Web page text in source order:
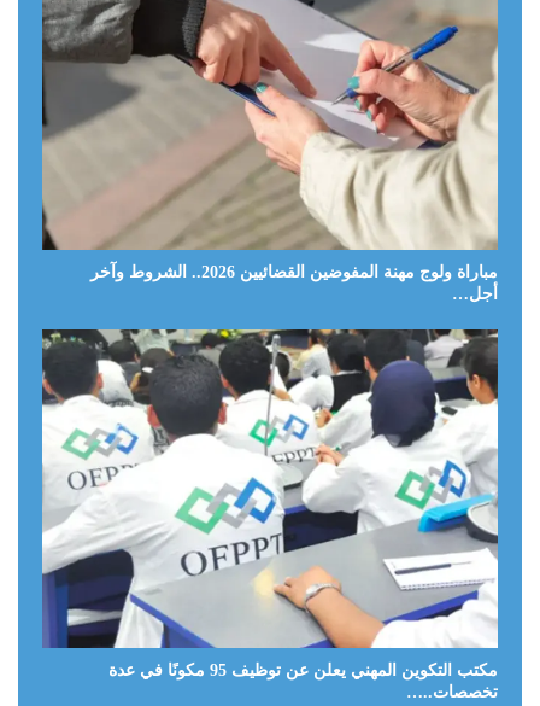
مباراة ولوج مهنة المفوضين القضائيين 2026.. الشروط وآخر
أجل…
مكتب التكوين المهني يعلن عن توظيف 95 مكونًا في عدة
تخصصات..…